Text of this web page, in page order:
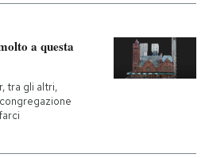
a questa
tra gli altri,